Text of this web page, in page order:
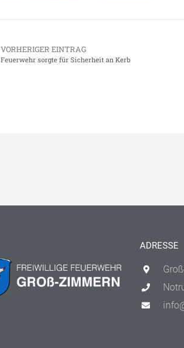
VORHERIGER EINTRAG
Feuerwehr sorgte für Sicherheit an Kerb
ADRESSE